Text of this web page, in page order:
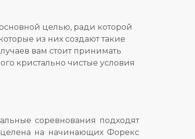
целью, ради которой
из них создают такие
вам стоит принимать
кристально чистые условия
соревнования подходят
на начинающих Форекс